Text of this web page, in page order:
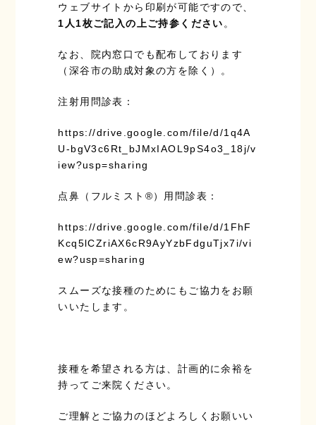
ウェブサイトから印刷が可能ですので、
1人1枚ご記入の上ご持参ください 。
なお、院内窓口でも配布しております
（深谷市の助成対象の方を除く）。
注射用問診表：
https://drive.google.com/file/d/1q4A
U-bgV3c6Rt_bJMxIAOL9pS4o3_18j/v
iew?usp=sharing
点鼻（フルミスト®）用問診表：
https://drive.google.com/file/d/1FhF
Kcq5lCZriAX6cR9AyYzbFdguTjx7i/vi
ew?usp=sharing
スムーズな接種のためにもご協力をお願
いいたします。
接種を希望される方は、計画的に余裕を
持ってご来院ください。
ご理解とご協力のほどよろしくお願いい